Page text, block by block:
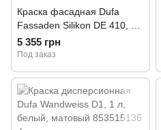
Краска фасадная Dufa
Fassaden Silikon DE 410, 10
л, белый, матовый
5 355 грн
Под заказ